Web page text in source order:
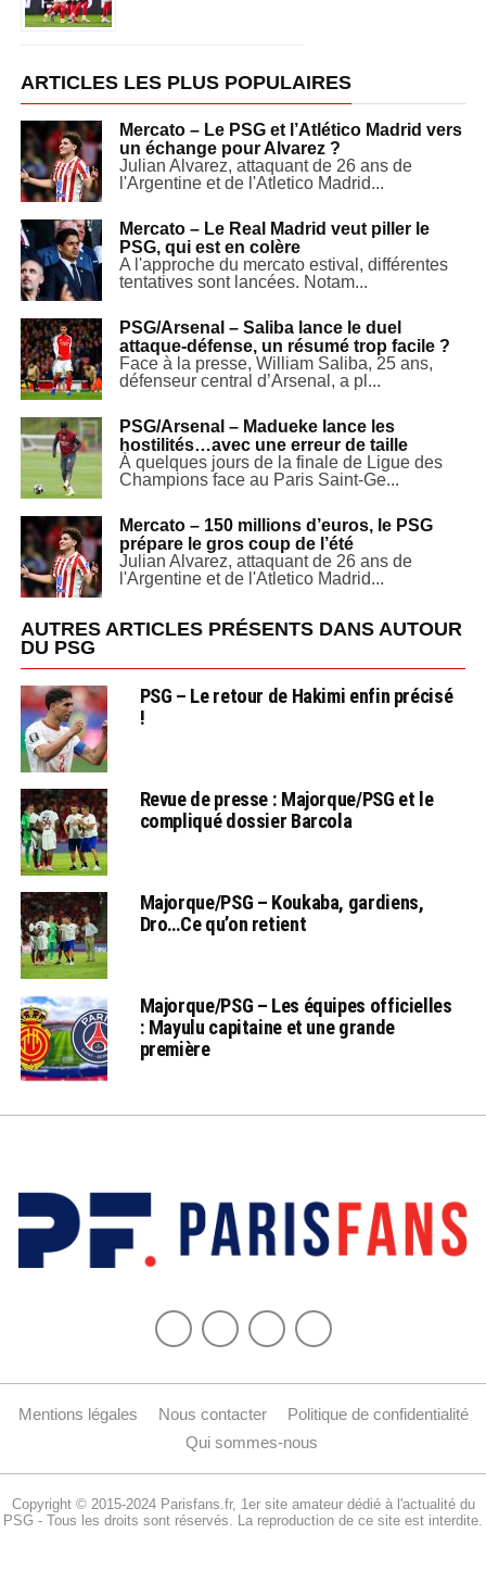
ARTICLES LES PLUS POPULAIRES
Mercato – Le PSG et l’Atlético Madrid vers
un échange pour Alvarez ?
Julian Alvarez, attaquant de 26 ans de
l'Argentine et de l'Atletico Madrid...
Mercato – Le Real Madrid veut piller le
PSG, qui est en colère
A l'approche du mercato estival, différentes
tentatives sont lancées. Notam...
PSG/Arsenal – Saliba lance le duel
attaque-défense, un résumé trop facile ?
Face à la presse, William Saliba, 25 ans,
défenseur central d’Arsenal, a pl...
PSG/Arsenal – Madueke lance les
hostilités…avec une erreur de taille
À quelques jours de la finale de Ligue des
Champions face au Paris Saint-Ge...
Mercato – 150 millions d’euros, le PSG
prépare le gros coup de l’été
Julian Alvarez, attaquant de 26 ans de
l'Argentine et de l'Atletico Madrid...
AUTRES ARTICLES PRÉSENTS DANS AUTOUR
DU PSG
PSG – Le retour de Hakimi enfin précisé
!
Revue de presse : Majorque/PSG et le
compliqué dossier Barcola
Majorque/PSG – Koukaba, gardiens,
Dro…Ce qu’on retient
Majorque/PSG – Les équipes officielles
: Mayulu capitaine et une grande
première
Mentions légales Nous contacter
Politique de confidentialité
Qui sommes-nous
Copyright © 2015-2024 Parisfans.fr, 1er site amateur dédié à l'actualité du
PSG - Tous les droits sont réservés. La reproduction de ce site est interdite.